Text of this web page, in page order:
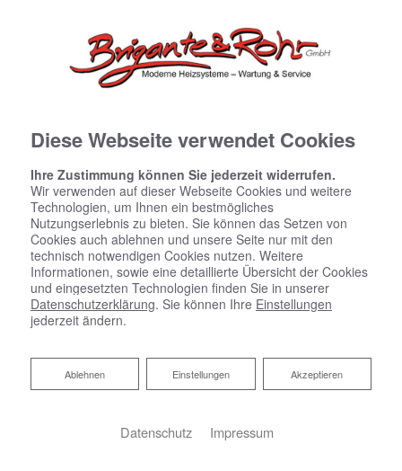
Raumklimatisierung
Diese Webseite verwendet Cookies
Ihre Zustimmung können Sie jederzeit widerrufen.
Wir verwenden auf dieser Webseite Cookies und weitere
Technologien, um Ihnen ein bestmögliches
Nutzungserlebnis zu bieten. Sie können das Setzen von
Cookies auch ablehnen und unsere Seite nur mit den
technisch notwendigen Cookies nutzen. Weitere
Informationen, sowie eine detaillierte Übersicht der Cookies
und eingesetzten Technologien finden Sie in unserer
Datenschutzerklärung. Sie können Ihre Einstellungen
jederzeit ändern.
Akzeptieren
Einstellungen
Ablehnen
Ablehnen
Datenschutz Impressum